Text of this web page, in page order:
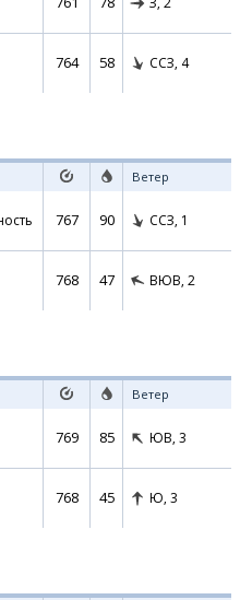
764 58 ССЗ, 4
Ветер
767 90 ССЗ, 1
768 47 ВЮВ, 2
Ветер
769 85 ЮВ, 3
768 45 Ю, 3